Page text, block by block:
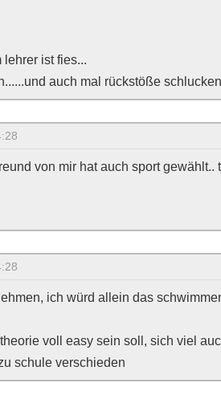
ist fies...
auch mal rückstöße
von mir hat auch sport gewählt..
ich würd allein das
voll easy sein soll, sich viel
schule verschieden